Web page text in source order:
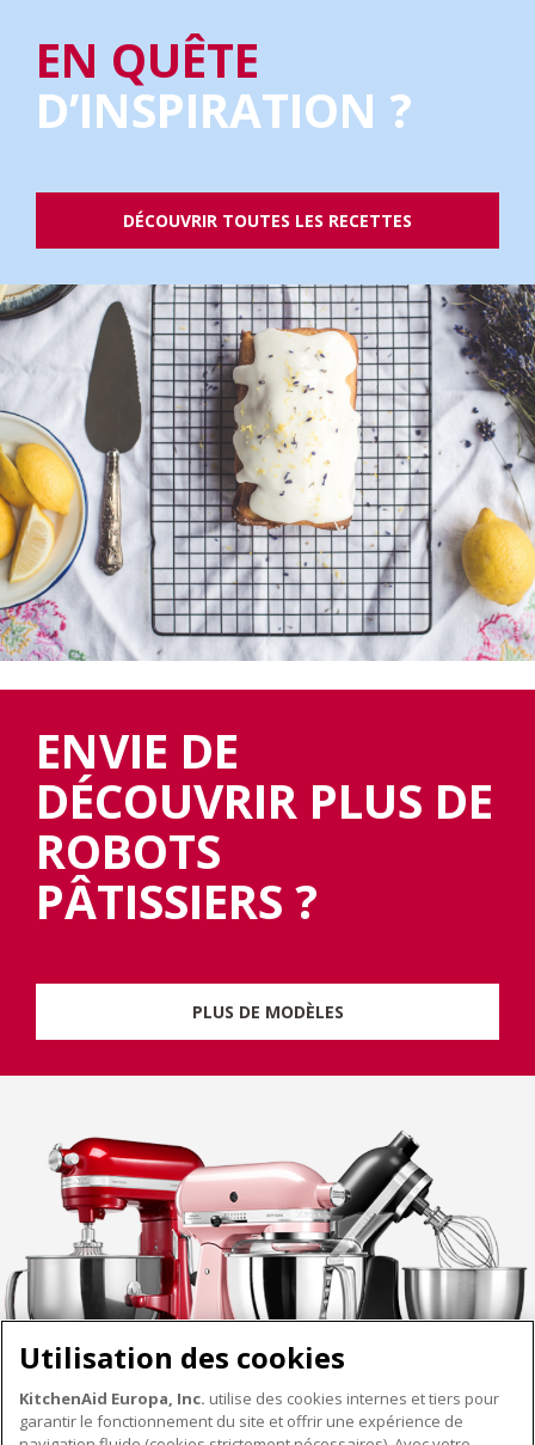
EN QUÊTE
D’INSPIRATION ?
DÉCOUVRIR TOUTES LES RECETTES
ENVIE DE
DÉCOUVRIR PLUS DE
ROBOTS
PÂTISSIERS ?
PLUS DE MODÈLES
Utilisation des cookies
KitchenAid Europa, Inc. utilise des cookies internes et tiers pour
garantir le fonctionnement du site et offrir une expérience de